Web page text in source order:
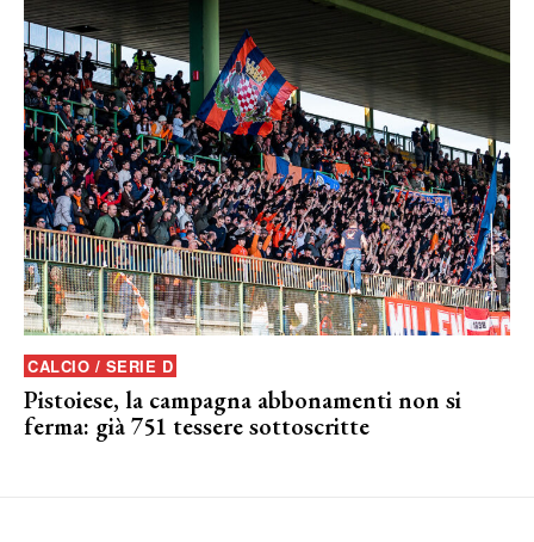
CALCIO / SERIE D
Pistoiese, la campagna abbonamenti non si
ferma: già 751 tessere sottoscritte